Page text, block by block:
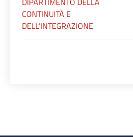
CONTINUITÀ E
DELL'INTEGRAZIONE